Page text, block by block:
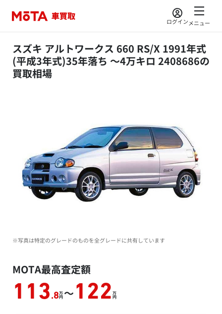
ログインメニュー
スズキ アルトワークス 660 RS/X 1991年式
(平成3年式)35年落ち ～4万キロ 2408686の
買取相場
※写真は特定のグレードのものを全グレードに共有しています
MOTA最高査定額
113 .8万
円 ～ 122 万
円